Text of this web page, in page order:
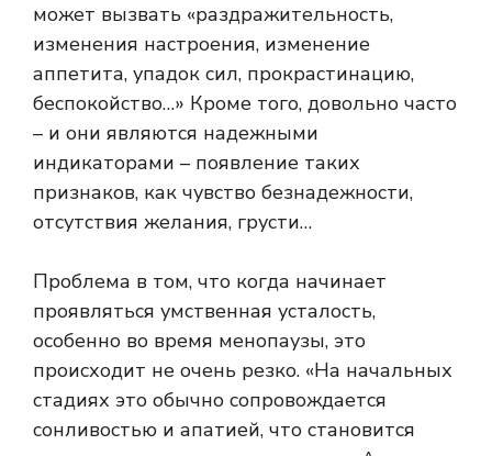
может вызвать «раздражительность,
изменения настроения, изменение
аппетита, упадок сил, прокрастинацию,
беспокойство…» Кроме того, довольно часто
– и они являются надежными
индикаторами – появление таких
признаков, как чувство безнадежности,
отсутствия желания, грусти…
Проблема в том, что когда начинает
проявляться умственная усталость,
особенно во время менопаузы, это
происходит не очень резко. «На начальных
стадиях это обычно сопровождается
сонливостью и апатией, что становится